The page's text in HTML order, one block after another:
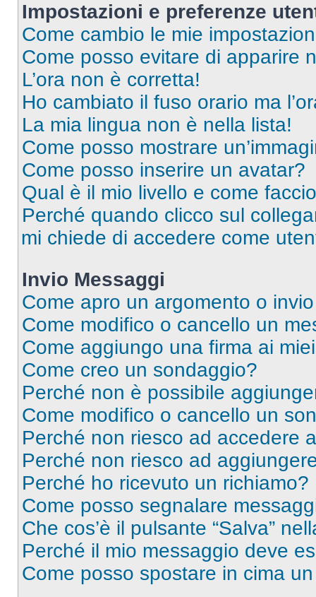
Impostazioni e preferenze
Come cambio le mie
Come posso evitare di apparire
L’ora non è corretta!
Ho cambiato il fuso orario ma
La mia lingua non è nella lista!
Come posso mostrare
Come posso inserire un avatar?
Qual è il mio livello e come
Perché quando clicco sul
mi chiede di accedere come
Invio Messaggi
Come apro un argomento o
Come modifico o cancello un
Come aggiungo una firma ai
Come creo un sondaggio?
Perché non è possibile
Come modifico o cancello un
Perché non riesco ad accedere
Perché non riesco ad
Perché ho ricevuto un richiamo?
Come posso segnalare
Che cos’è il pulsante “Salva”
Perché il mio messaggio deve
Come posso spostare in cima